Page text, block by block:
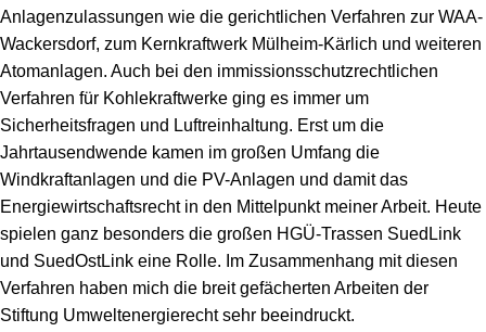
Anlagenzulassungen wie die gerichtlichen Verfahren zur WAA-
Wackersdorf, zum Kernkraftwerk Mülheim-Kärlich und weiteren
Atomanlagen. Auch bei den immissionsschutzrechtlichen
Verfahren für Kohlekraftwerke ging es immer um
Sicherheitsfragen und Luftreinhaltung. Erst um die
Jahrtausendwende kamen im großen Umfang die
Windkraftanlagen und die PV-Anlagen und damit das
Energiewirtschaftsrecht in den Mittelpunkt meiner Arbeit. Heute
spielen ganz besonders die großen HGÜ-Trassen SuedLink
und SuedOstLink eine Rolle. Im Zusammenhang mit diesen
Verfahren haben mich die breit gefächerten Arbeiten der
Stiftung Umweltenergierecht sehr beeindruckt.